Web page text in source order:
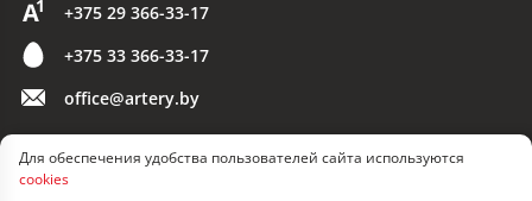
Для обеспечения удобства пользователей сайта используются
cookies
+375 29 366-33-17
+375 33 366-33-17
office@artery.by
© 2026 ООО «Артерия»